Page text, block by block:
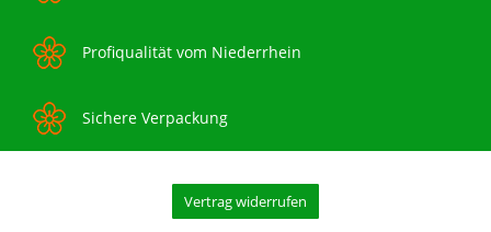
Profiqualität vom Niederrhein
Sichere Verpackung
Vertrag widerrufen